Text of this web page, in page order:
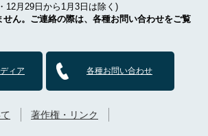
12月29日から1月3日は除く)
ん。ご連絡の際は、各種お問い合わせをご覧
ィア 各種お問い合わせ
著作権・リンク